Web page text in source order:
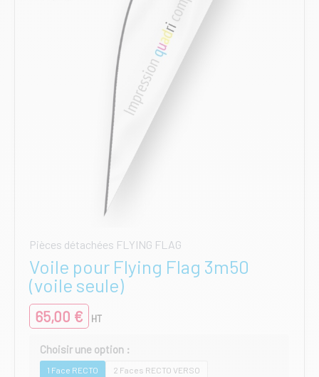
choisies
sur
la
page
du
produit
Pièces détachées FLYING FLAG
Voile pour Flying Flag 3m50
(voile seule)
65,00 € HT
1 Face RECTO 2 Faces RECTO VERSO